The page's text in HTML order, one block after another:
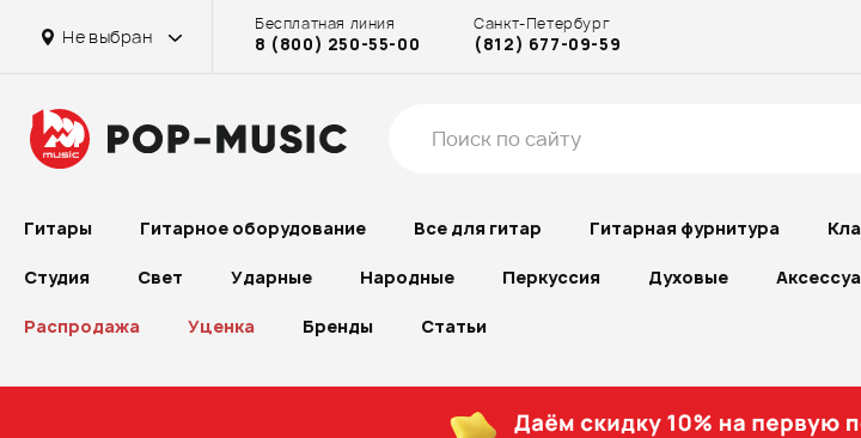
Не выбран
Бесплатная линия
8 (800) 250-55-00
Санкт-Петербург
(812) 677-09-59
Гитары Гитарное оборудование Все для гитар Гитарная фурнитура
Студия Свет Ударные Народные Перкуссия Духовые
Распродажа Уценка Бренды Статьи